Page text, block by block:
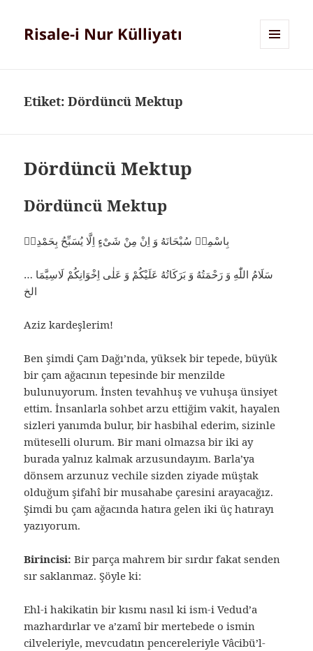
Risale-i Nur Külliyatı
Etiket:Dördüncü Mektup
Dördüncü Mektup
Dördüncü Mektup
بِاسْمِهٖ سُبْحَانَهُ وَ اِنْ مِنْ شَىْءٍ اِلَّا يُسَبِّحُ بِحَمْدِهٖ
سَلَامُ اللّٰهِ وَ رَحْمَتُهُ وَ بَرَكَاتُهُ عَلَيْكُمْ وَ عَلٰى اِخْوَانِكُمْ لَاسِيَّمَا …
الخ
Aziz kardeşlerim!
Ben şimdi Çam Dağı’nda, yüksek bir tepede, büyük
bir çam ağacının tepesinde bir menzilde
bulunuyorum. İnsten tevahhuş ve vuhuşa ünsiyet
ettim. İnsanlarla sohbet arzu ettiğim vakit, hayalen
sizleri yanımda bulur, bir hasbihal ederim, sizinle
müteselli olurum. Bir mani olmazsa bir iki ay
burada yalnız kalmak arzusundayım. Barla’ya
dönsem arzunuz vechile sizden ziyade müştak
olduğum şifahî bir musahabe çaresini arayacağız.
Şimdi bu çam ağacında hatıra gelen iki üç hatırayı
yazıyorum.
Birincisi: Bir parça mahrem bir sırdır fakat senden
sır saklanmaz. Şöyle ki:
Ehl-i hakikatin bir kısmı nasıl ki ism-i Vedud’a
mazhardırlar ve a’zamî bir mertebede o ismin
cilveleriyle, mevcudatın pencereleriyle Vâcibü’l-